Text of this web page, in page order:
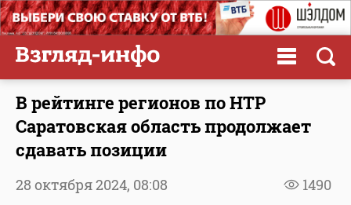
В рейтинге регионов по НТР
Саратовская область продолжает
сдавать позиции
1490
28 октября 2024, 08:08